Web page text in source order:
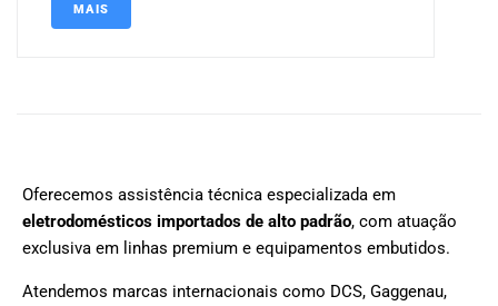
MAIS
Oferecemos assistência técnica especializada em
eletrodomésticos importados de alto padrão, com atuação
exclusiva em linhas premium e equipamentos embutidos.
Atendemos marcas internacionais como DCS, Gaggenau,